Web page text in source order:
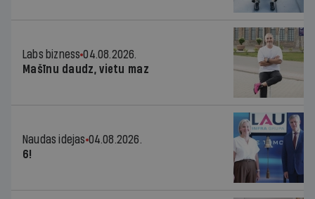
Labs bizness 04.08.2026.
Mašīnu daudz, vietu maz
Naudas idejas 04.08.2026.
6!